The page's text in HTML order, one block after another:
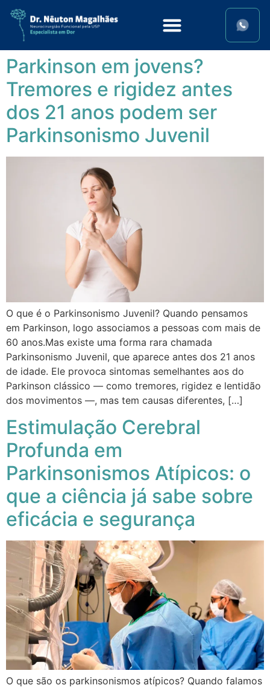
Parkinson em jovens?
Tremores e rigidez antes
dos 21 anos podem ser
Parkinsonismo Juvenil
O que é o Parkinsonismo Juvenil? Quando pensamos
em Parkinson, logo associamos a pessoas com mais de
60 anos.Mas existe uma forma rara chamada
Parkinsonismo Juvenil, que aparece antes dos 21 anos
de idade. Ele provoca sintomas semelhantes aos do
Parkinson clássico — como tremores, rigidez e lentidão
dos movimentos —, mas tem causas diferentes, […]
Estimulação Cerebral
Profunda em
Parkinsonismos Atípicos: o
que a ciência já sabe sobre
eficácia e segurança
O que são os parkinsonismos atípicos? Quando falamos